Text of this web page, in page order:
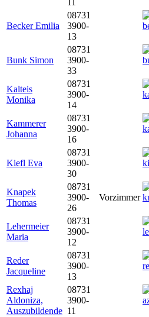
Becker Emilia
08731
3900-
13
Bunk Simon
08731
3900-
33
Kalteis
Monika
08731
3900-
14
Kammerer
Johanna
08731
3900-
16
Kiefl Eva
08731
3900-
30
Knapek
Thomas
08731
3900-
26
Vorzimmer
Lehermeier
Maria
08731
3900-
12
Reder
Jacqueline
08731
3900-
13
Rexhaj
Aldoniza,
Auszubildende
08731
3900-
11